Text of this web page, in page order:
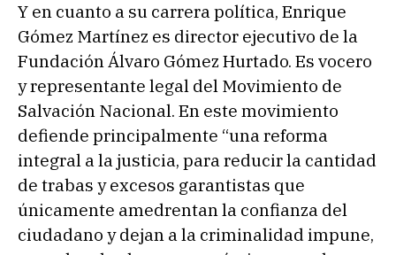
Y en cuanto a su carrera política, Enrique
Gómez Martínez es director ejecutivo de la
Fundación Álvaro Gómez Hurtado. Es vocero
y representante legal del Movimiento de
Salvación Nacional. En este movimiento
defiende principalmente “una reforma
integral a la justicia, para reducir la cantidad
de trabas y excesos garantistas que
únicamente amedrentan la confianza del
ciudadano y dejan a la criminalidad impune,